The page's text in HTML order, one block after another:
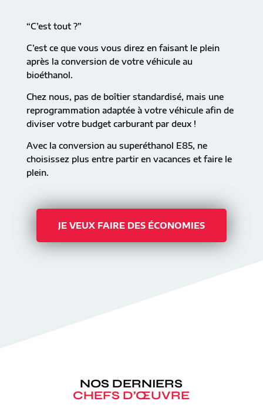
“C’est tout ?”
C’est ce que vous vous direz en faisant le plein
après la conversion de votre véhicule au
bioéthanol.
Chez nous, pas de boîtier standardisé, mais une
reprogrammation adaptée à votre véhicule afin de
diviser votre budget carburant par deux !
Avec la conversion au superéthanol E85, ne
choisissez plus entre partir en vacances et faire le
plein.
JE VEUX FAIRE DES ÉCONOMIES
NOS DERNIERS
CHEFS D’ŒUVRE